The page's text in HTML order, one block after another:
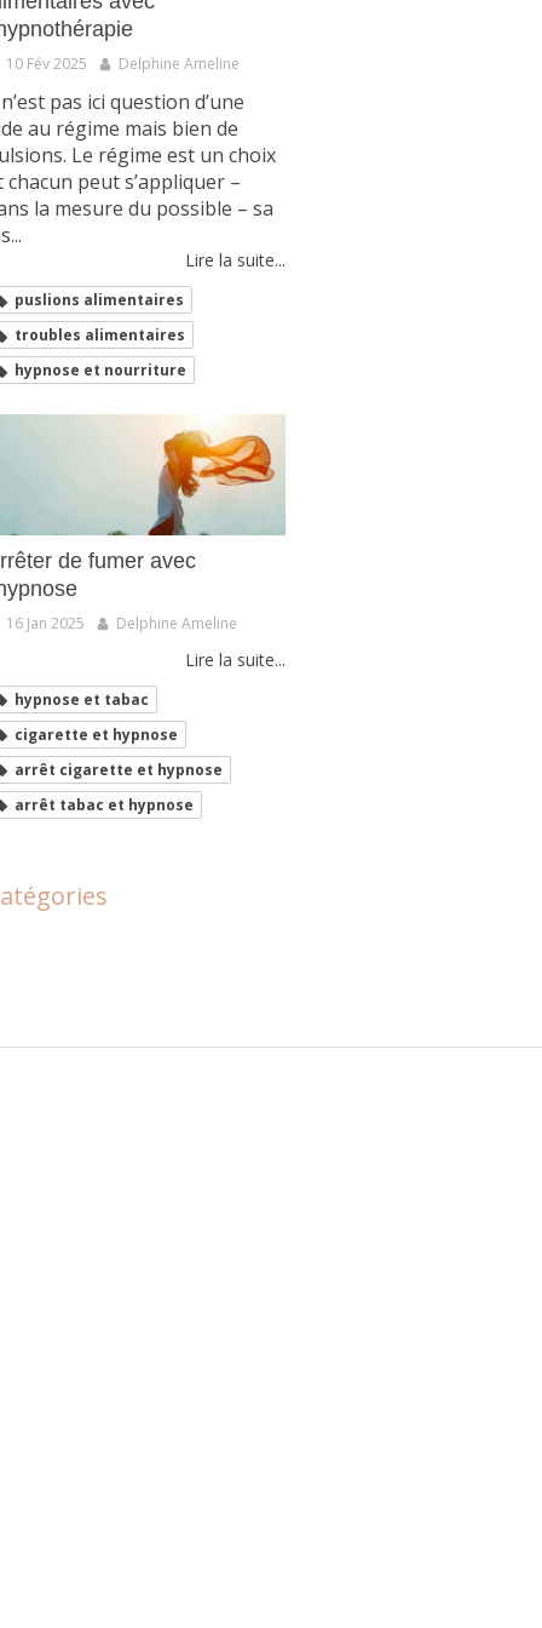
10 Fév 2025 Delphine Ameline
pas ici question d’une
au régime mais bien de
Le régime est un choix
chacun peut s’appliquer –
la mesure du possible – sa
Lire la suite...
puslions alimentaires
troubles alimentaires
hypnose et nourriture
de fumer avec
16 Jan 2025 Delphine Ameline
Lire la suite...
hypnose et tabac
cigarette et hypnose
arrêt cigarette et hypnose
arrêt tabac et hypnose